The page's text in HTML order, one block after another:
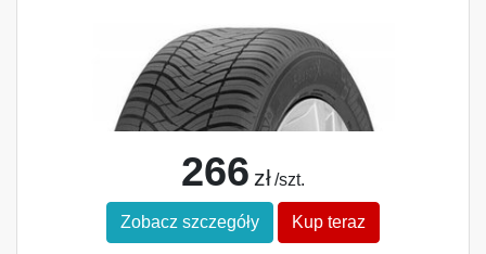
266 zł /szt.
Zobacz szczegóły Kup teraz